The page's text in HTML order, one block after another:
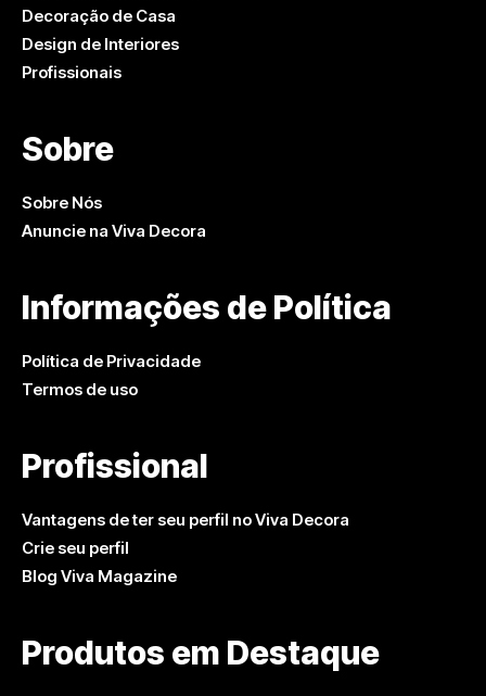
Decoração de Casa
Design de Interiores
Profissionais
Sobre
Sobre Nós
Anuncie na Viva Decora
Informações de Política
Política de Privacidade
Termos de uso
Profissional
Vantagens de ter seu perfil no Viva Decora
Crie seu perfil
Blog Viva Magazine
Produtos em Destaque